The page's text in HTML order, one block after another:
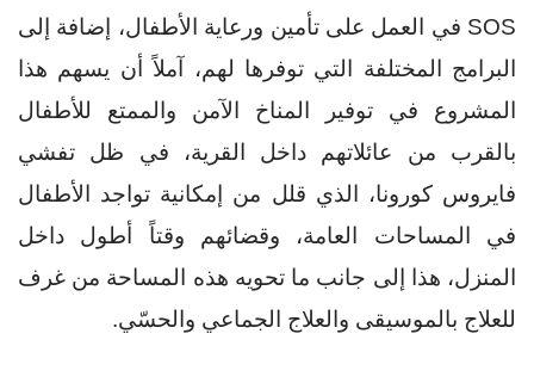
SOS في العمل على تأمين ورعاية الأطفال، إضافة إلى
البرامج المختلفة التي توفرها لهم، آملاً أن يسهم هذا
المشروع في توفير المناخ الآمن والممتع للأطفال
بالقرب من عائلاتهم داخل القرية، في ظل تفشي
فايروس كورونا، الذي قلل من إمكانية تواجد الأطفال
في المساحات العامة، وقضائهم وقتاً أطول داخل
المنزل، هذا إلى جانب ما تحويه هذه المساحة من غرف
للعلاج بالموسيقى والعلاج الجماعي والحسّي.